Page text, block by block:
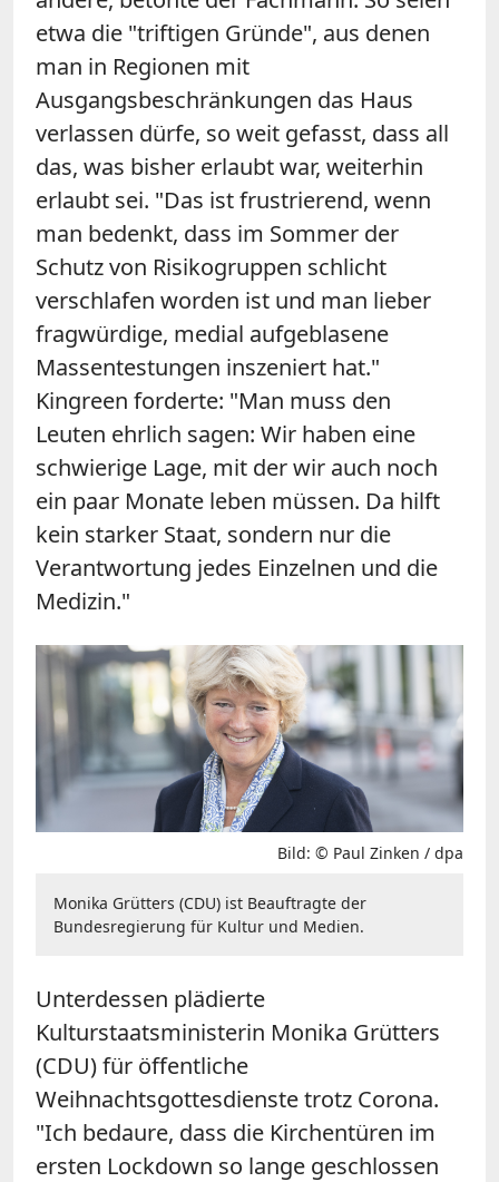
etwa die "triftigen Gründe", aus denen
man in Regionen mit
Ausgangsbeschränkungen das Haus
verlassen dürfe, so weit gefasst, dass all
das, was bisher erlaubt war, weiterhin
erlaubt sei. "Das ist frustrierend, wenn
man bedenkt, dass im Sommer der
Schutz von Risikogruppen schlicht
verschlafen worden ist und man lieber
fragwürdige, medial aufgeblasene
Massentestungen inszeniert hat."
Kingreen forderte: "Man muss den
Leuten ehrlich sagen: Wir haben eine
schwierige Lage, mit der wir auch noch
ein paar Monate leben müssen. Da hilft
kein starker Staat, sondern nur die
Verantwortung jedes Einzelnen und die
Medizin."
Bild: © Paul Zinken / dpa
Monika Grütters (CDU) ist Beauftragte der
Bundesregierung für Kultur und Medien.
Unterdessen plädierte
Kulturstaatsministerin Monika Grütters
(CDU) für öffentliche
Weihnachtsgottesdienste trotz Corona.
"Ich bedaure, dass die Kirchentüren im
ersten Lockdown so lange geschlossen